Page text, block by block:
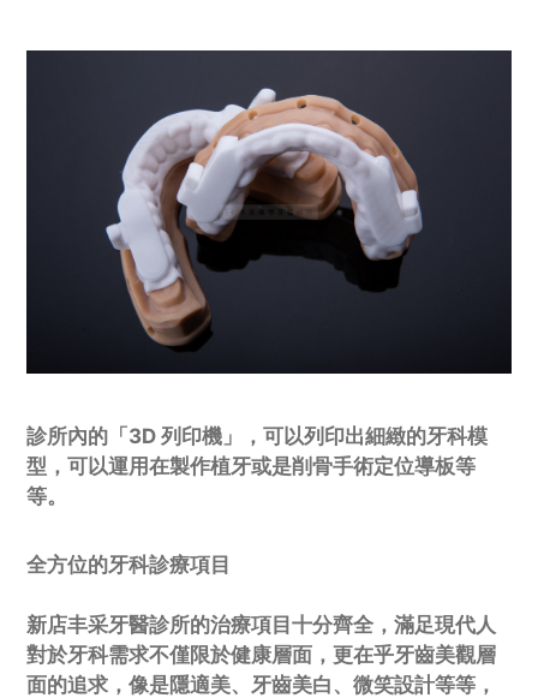
診所內的「3D 列印機」，可以列印出細緻的牙科模
型，可以運用在製作植牙或是削骨手術定位導板等
等。
全方位的牙科診療項目
新店丰采牙醫診所的治療項目十分齊全，滿足現代人
對於牙科需求不僅限於健康層面，更在乎牙齒美觀層
面的追求，像是隱適美、牙齒美白、微笑設計等等，